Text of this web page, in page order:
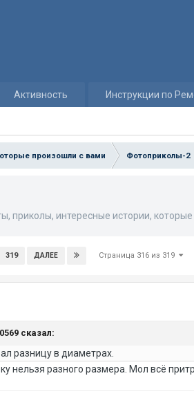
Активность Инструкции по
произошли с вами Фотоприколы-2
приколы, интересные истории,
319 ДАЛЕЕ Страница 316 из 319
сказал:
разницу в диаметрах.
нельзя разного размера. Мол всё